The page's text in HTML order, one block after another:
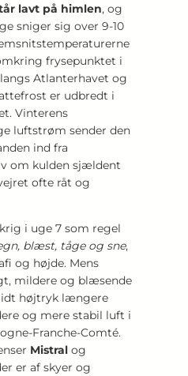
lavt på himlen, og
sniger sig over 9-10
frysepunktet i
Atlanterhavet og
er udbredt i
Vinterens
luftstrøm sender den
ind fra
om kulden sjældent
ofte råt og
i uge 7 som regel
blæst, tåge og sne,
og højde. Mens
mildere og blæsende
højtryk længere
og mere stabil luft i
Franche-Comté.
Mistral og
er af skyer og